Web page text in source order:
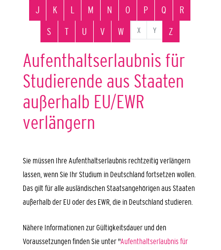
J
K L M N O P Q
R
S
T U V W X Y Z
Aufenthaltserlaubnis für
Studierende aus Staaten
außerhalb EU/EWR
verlängern
Sie müssen Ihre Aufenthaltserlaubnis rechtzeitig verlängern
lassen, wenn Sie Ihr Studium in Deutschland fortsetzen wollen.
Das gilt für alle ausländischen Staatsangehörigen aus Staaten
außerhalb der EU oder des EWR, die in Deutschland studieren.
Nähere Informationen zur Gültigkeitsdauer und den
Voraussetzungen finden Sie unter "Aufenthaltserlaubnis für